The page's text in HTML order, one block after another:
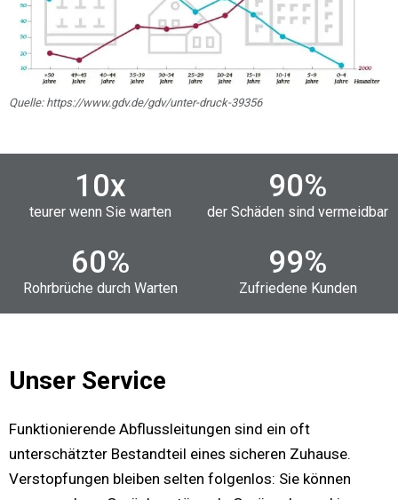
Quelle: https://www.gdv.de/gdv/unter-druck-39356
10x
teurer wenn Sie warten
90%
der Schäden sind vermeidbar
60%
Rohrbrüche durch Warten
99%
Zufriedene Kunden
Unser Service
Funktionierende Abflussleitungen sind ein oft
unterschätzter Bestandteil eines sicheren Zuhause.
Verstopfungen bleiben selten folgenlos: Sie können